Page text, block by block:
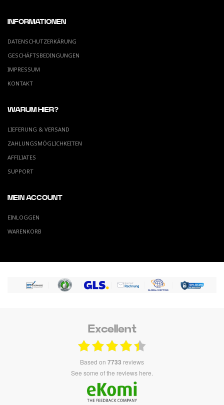
INFORMATIONEN
DATENSCHUTZERKÄRUNG
GESCHÄFTSBEDINGUNGEN
IMPRESSUM
KONTAKT
WARUM HIER?
LIEFERUNG & VERSAND
ZAHLUNGSMÖGLICHKEITEN
AFFILIATES
SUPPORT
MEIN ACCOUNT
EINLOGGEN
WARENKORB
Excellent
based on 7733 reviews
see some of the reviews here.